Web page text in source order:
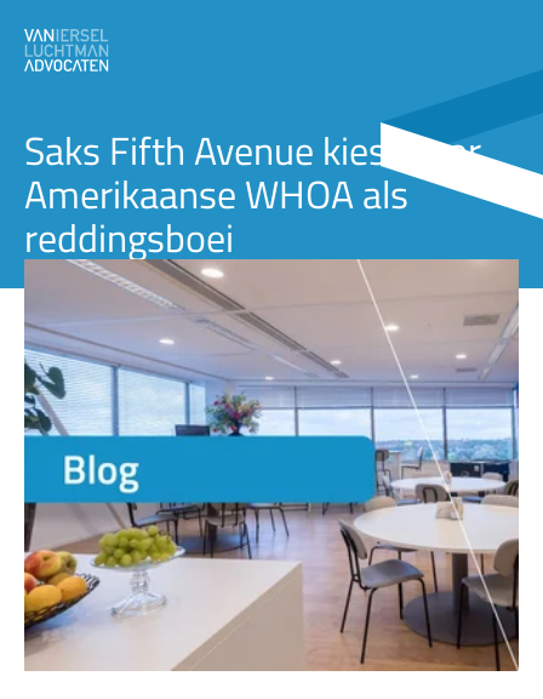
Saks Fifth Avenue kiest voor
Amerikaanse WHOA als
reddingsboei